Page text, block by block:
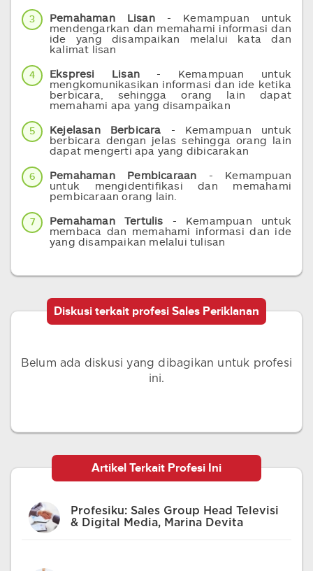
3 Pemahaman Lisan- Kemampuan untuk
mendengarkan dan memahami informasi dan
ide yang disampaikan melalui kata dan
kalimat lisan
4 Ekspresi Lisan- Kemampuan untuk
mengkomunikasikan informasi dan ide ketika
berbicara, sehingga orang lain dapat
memahami apa yang disampaikan
5 Kejelasan Berbicara - Kemampuan untuk
berbicara dengan jelas sehingga orang lain
dapat mengerti apa yang dibicarakan
6 Pemahaman Pembicaraan - Kemampuan
untuk mengidentifikasi dan memahami
pembicaraan orang lain.
7 Pemahaman Tertulis - Kemampuan untuk
membaca dan memahami informasi dan ide
yang disampaikan melalui tulisan
Diskusi terkait profesi Sales Periklanan
Belum ada diskusi yang dibagikan untuk profesi
ini.
Artikel Terkait Profesi Ini
Profesiku: Sales Group Head Televisi
& Digital Media, Marina Devita